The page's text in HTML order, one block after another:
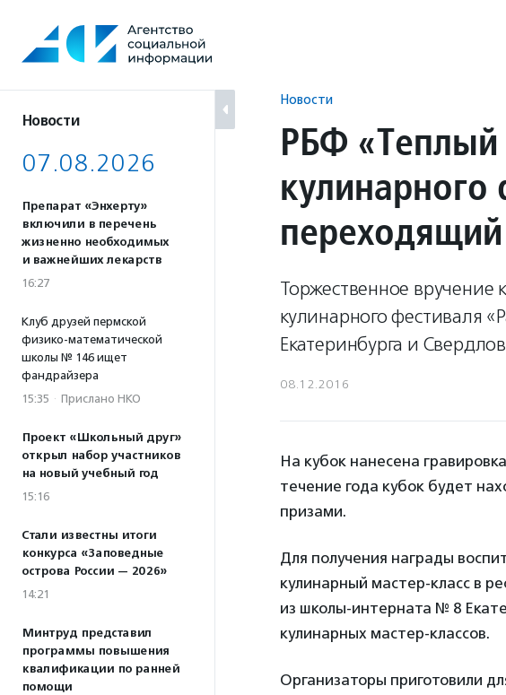
содержанию
Новости
07.08.2026
Препарат «Энхерту»
включили в перечень
жизненно необходимых
и важнейших лекарств
16:27
Клуб друзей пермской
физико-математической
школы № 146 ищет
фандрайзера
15:35 · Прислано НКО
Проект «Школьный друг»
открыл набор участников
на новый учебный год
15:16
Стали известны итоги
конкурса «Заповедные
острова России — 2026»
14:21
Минтруд представил
программы повышения
квалификации по ранней
помощи
Новости
РБФ
кулинарного
Торжественное вручение
кулинарного фестиваля
Екатеринбурга и
08.12.2016
На кубок нанесена
течение года кубок будет
призами.
Для получения награды
кулинарный мастер-класс в
из школы-интерната № 8
кулинарных мастер-классов.
Организаторы приготовили